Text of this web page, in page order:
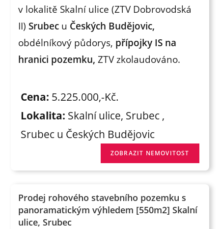
v lokalitě Skalní ulice (ZTV Dobrovodská
II) Srubec u Českých Budějovic,
obdélníkový půdorys, přípojky IS na
hranici pozemku,ZTV zkolaudováno.
Cena: 5.225.000,-Kč.
Lokalita: Skalní ulice, Srubec ,
Srubec u Českých Budějovic
Prodej rohového stavebního pozemku s
panoramatickým výhledem [550m2] Skalní
ulice, Srubec